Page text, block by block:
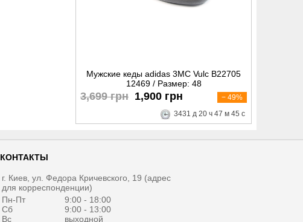
Мужские кеды adidas 3MC Vulc B22705
12469 / Размер: 48
3,699 грн 1,900 грн
− 49%
3431 д 20 ч 47 м 44 с
КОНТАКТЫ
г. Киев, ул. Федора Кричевского, 19 (адрес
для корреспонденции)
Пн-Пт
Сб
Вс
9:00 - 18:00
9:00 - 13:00
выходной